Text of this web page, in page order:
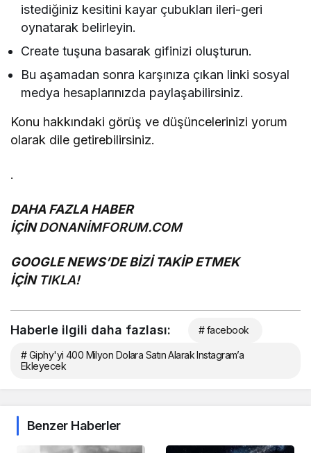
istediğiniz kesitini kayar çubukları ileri-geri
oynatarak belirleyin.
Create tuşuna basarak gifinizi oluşturun.
Bu aşamadan sonra karşınıza çıkan linki sosyal
medya hesaplarınızda paylaşabilirsiniz.
Konu hakkındaki görüş ve düşüncelerinizi yorum
olarak dile getirebilirsiniz.
.
DAHA FAZLA HABER
İÇİNDONANİMFORUM.COM
GOOGLE NEWS’DE BİZİ TAKİP ETMEK
İÇİN TIKLA!
Haberle ilgili daha fazlası: # facebook
# Giphy'yi 400 Milyon Dolara Satın Alarak Instagram’a
Ekleyecek
Benzer Haberler